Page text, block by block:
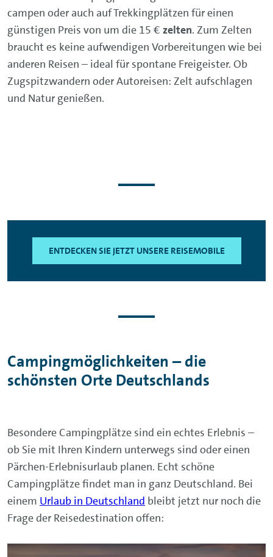
campen oder auch auf Trekkingplätzen für einen
günstigen Preis von um die 15 € zelten. Zum Zelten
braucht es keine aufwendigen Vorbereitungen wie bei
anderen Reisen – ideal für spontane Freigeister. Ob
Zugspitzwandern oder Autoreisen: Zelt aufschlagen
und Natur genießen.
ENTDECKEN SIE JETZT UNSERE REISEMOBILE
Campingmöglichkeiten – die
schönsten Orte Deutschlands
Besondere Campingplätze sind ein echtes Erlebnis –
ob Sie mit Ihren Kindern unterwegs sind oder einen
Pärchen-Erlebnisurlaub planen. Echt schöne
Campingplätze findet man in ganz Deutschland. Bei
einem Urlaub in Deutschland bleibt jetzt nur noch die
Frage der Reisedestination offen: